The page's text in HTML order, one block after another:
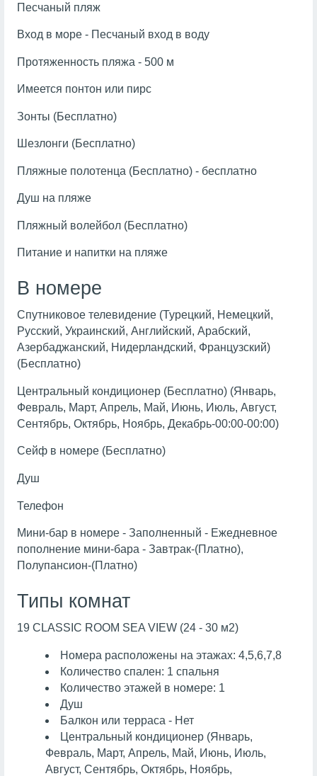
Песчаный пляж
Вход в море - Песчаный вход в воду
Протяженность пляжа - 500 м
Имеется понтон или пирс
Зонты (Бесплатно)
Шезлонги (Бесплатно)
Пляжные полотенца (Бесплатно) - бесплатно
Душ на пляже
Пляжный волейбол (Бесплатно)
Питание и напитки на пляже
В номере
Спутниковое телевидение (Турецкий, Немецкий,
Русский, Украинский, Английский, Арабский,
Азербаджанский, Нидерландский, Французский)
(Бесплатно)
Центральный кондиционер (Бесплатно) (Январь,
Февраль, Март, Апрель, Май, Июнь, Июль, Август,
Сентябрь, Октябрь, Ноябрь, Декабрь-00:00-00:00)
Сейф в номере (Бесплатно)
Душ
Телефон
Мини-бар в номере - Заполненный - Ежедневное
пополнение мини-бара - Завтрак-(Платно),
Полупансион-(Платно)
Типы комнат
19 CLASSIC ROOM SEA VIEW (24 - 30 м2)
Номера расположены на этажах: 4,5,6,7,8
Количество спален: 1 спальня
Количество этажей в номере: 1
Душ
Балкон или терраса - Нет
Центральный кондиционер (Январь,
Февраль, Март, Апрель, Май, Июнь, Июль,
Август, Сентябрь, Октябрь, Ноябрь,